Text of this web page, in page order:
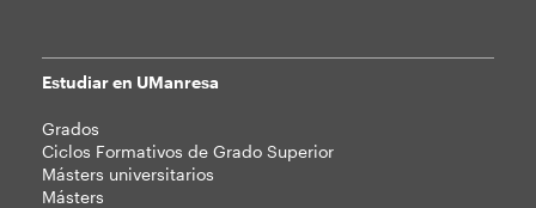
Mapa
web
Estudiar en UManresa
Grados
Ciclos Formativos de Grado Superior
Másters universitarios
Másters